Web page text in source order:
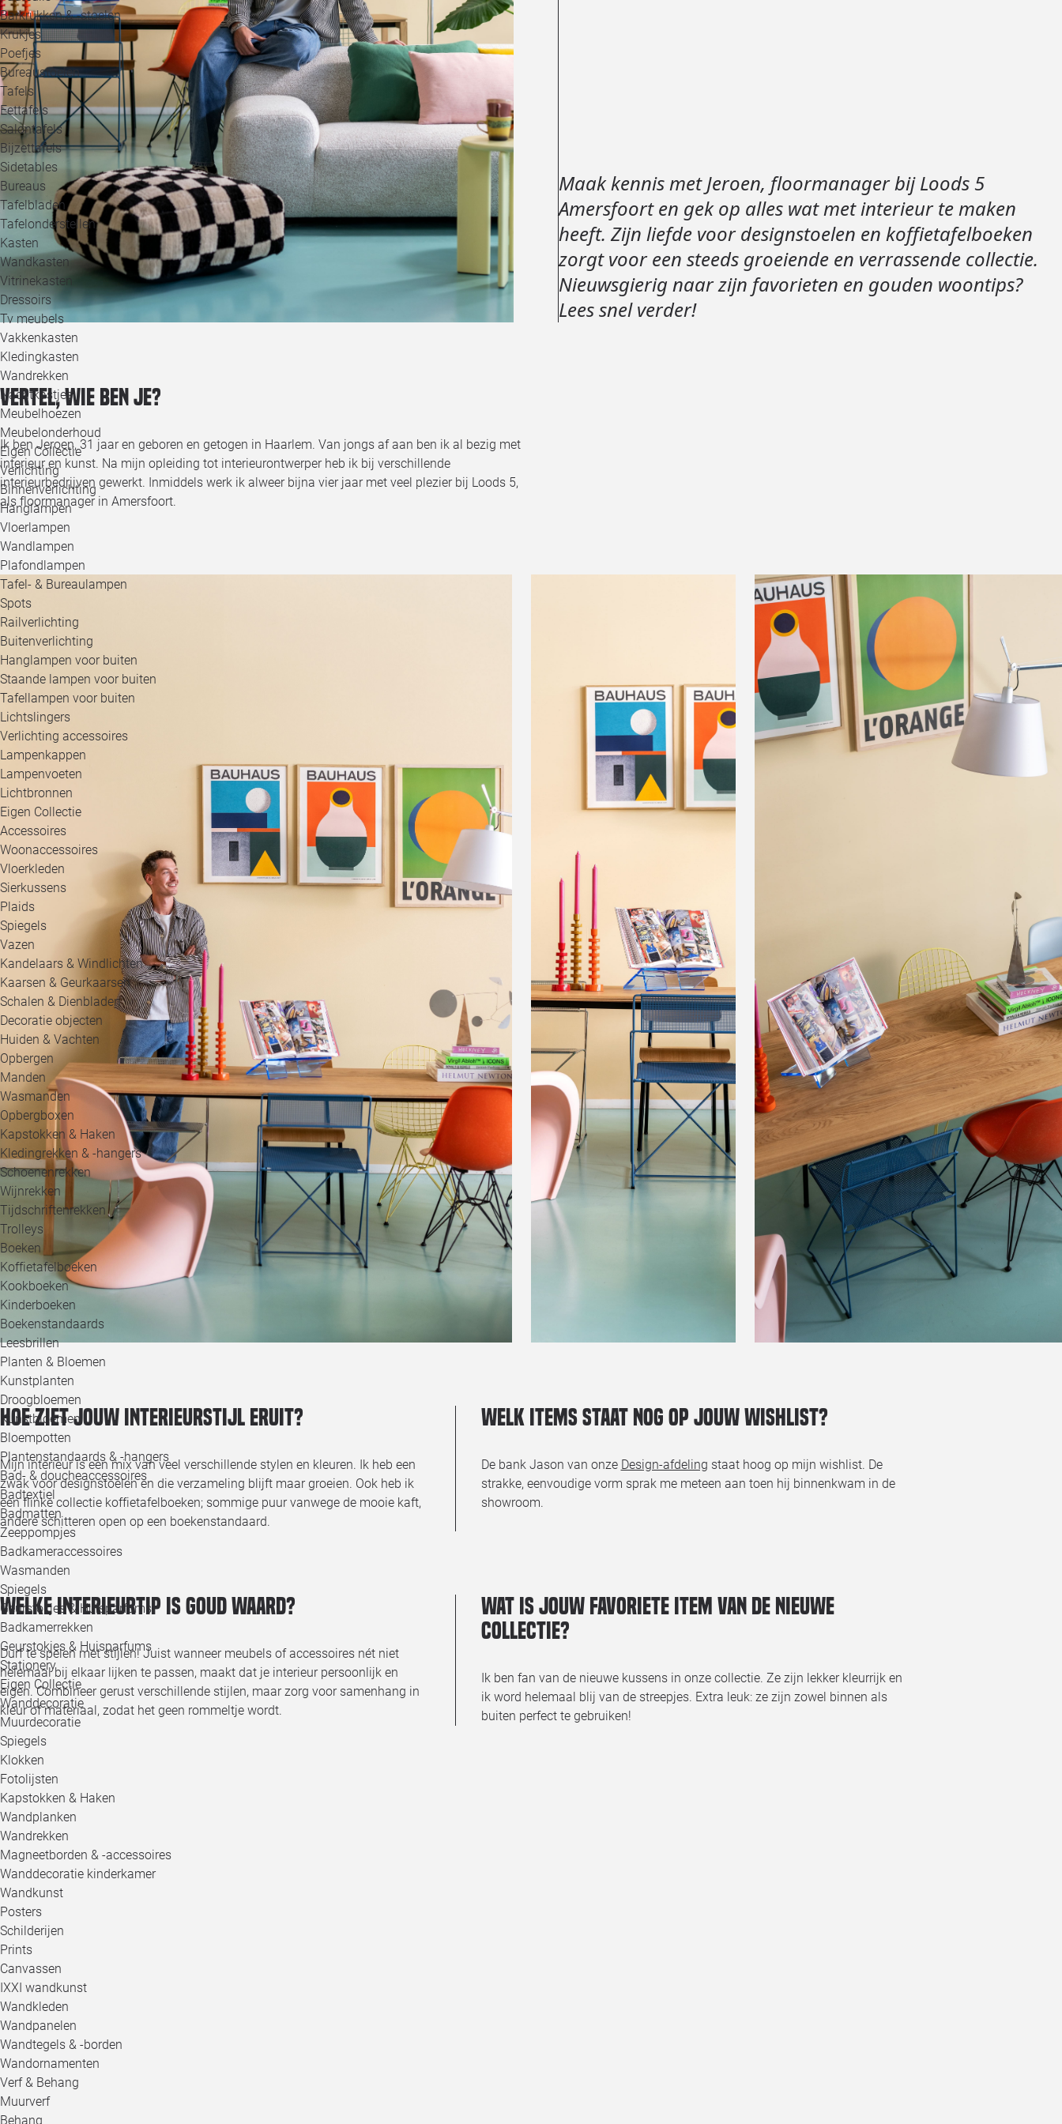
Barkrukken & -stoelen
Krukjes
Poefjes
Bureaustoelen
Tafels
Eettafels
Salontafels
Bijzettafels
Sidetables
Bureaus
Tafelbladen
Tafelonderstellen
Kasten
Wandkasten
Vitrinekasten
Dressoirs
Tv meubels
Vakkenkasten
Kledingkasten
Wandrekken
Nachtkastjes
Meubelhoezen
Meubelonderhoud
Eigen Collectie
Verlichting
Binnenverlichting
Hanglampen
Vloerlampen
Wandlampen
Plafondlampen
Tafel- & Bureaulampen
Spots
Railverlichting
Buitenverlichting
Hanglampen voor buiten
Staande lampen voor buiten
Tafellampen voor buiten
Lichtslingers
Verlichting accessoires
Lampenkappen
Lampenvoeten
Lichtbronnen
Eigen Collectie
Accessoires
Woonaccessoires
Vloerkleden
Sierkussens
Plaids
Spiegels
Vazen
Kandelaars & Windlichten
Kaarsen & Geurkaarsen
Schalen & Dienbladen
Decoratie objecten
Huiden & Vachten
Opbergen
Manden
Wasmanden
Opbergboxen
Kapstokken & Haken
Kledingrekken & -hangers
Schoenenrekken
Wijnrekken
Tijdschriftenrekken
Trolleys
Boeken
Koffietafelboeken
Kookboeken
Kinderboeken
Boekenstandaards
Leesbrillen
Planten & Bloemen
Kunstplanten
Droogbloemen
Kunstbloemen
Bloempotten
Plantenstandaards & -hangers
Bad- & doucheaccessoires
Badtextiel
Badmatten
Zeeppompjes
Badkameraccessoires
Wasmanden
Spiegels
Geurstokjes & Huisparfums
Badkamerrekken
Geurstokjes & Huisparfums
Stationery
Eigen Collectie
Wanddecoratie
Muurdecoratie
Spiegels
Klokken
Fotolijsten
Kapstokken & Haken
Wandplanken
Wandrekken
Magneetborden & -accessoires
Wanddecoratie kinderkamer
Wandkunst
Posters
Schilderijen
Prints
Canvassen
IXXI wandkunst
Wandkleden
Wandpanelen
Wandtegels & -borden
Wandornamenten
Verf & Behang
Muurverf
Behang
Maak kennis met Jeroen, floormanager bij Loods 5
Amersfoort en gek op alles wat met interieur te maken
heeft. Zijn liefde voor designstoelen en koffietafelboeken
zorgt voor een steeds groeiende en verrassende collectie.
Nieuwsgierig naar zijn favorieten en gouden woontips?
Lees snel verder!
Vertel, wie ben je?
Ik ben Jeroen, 31 jaar en geboren en getogen in Haarlem. Van jongs af aan ben ik al bezig met
interieur en kunst. Na mijn opleiding tot interieurontwerper heb ik bij verschillende
interieurbedrijven gewerkt. Inmiddels werk ik alweer bijna vier jaar met veel plezier bij Loods 5,
als floormanager in Amersfoort.
Hoe ziet jouw interieurstijl eruit?
Mijn interieur is een mix van veel verschillende stylen en kleuren. Ik heb een
zwak voor designstoelen en die verzameling blijft maar groeien. Ook heb ik
een flinke collectie koffietafelboeken; sommige puur vanwege de mooie kaft,
andere schitteren open op een boekenstandaard.
Welk items staat nog op jouw wishlist?
De bank Jason van onze Design-afdeling staat hoog op mijn wishlist. De
strakke, eenvoudige vorm sprak me meteen aan toen hij binnenkwam in de
showroom.
Welke interieurtip is goud waard?
Durf te spelen met stijlen! Juist wanneer meubels of accessoires nét niet
helemaal bij elkaar lijken te passen, maakt dat je interieur persoonlijk en
eigen. Combineer gerust verschillende stijlen, maar zorg voor samenhang in
kleur of materiaal, zodat het geen rommeltje wordt.
Wat is jouw favoriete item van de nieuwe
collectie?
Ik ben fan van de nieuwe kussens in onze collectie. Ze zijn lekker kleurrijk en
ik word helemaal blij van de streepjes. Extra leuk: ze zijn zowel binnen als
buiten perfect te gebruiken!